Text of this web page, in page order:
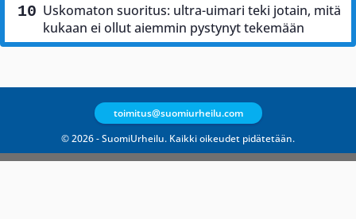
Uskomaton suoritus: ultra-uimari teki jotain, mitä
kukaan ei ollut aiemmin pystynyt tekemään
© 2026 - SuomiUrheilu. Kaikki oikeudet pidätetään.
toimitus@suomiurheilu.com